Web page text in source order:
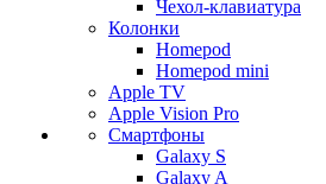
Чехол-клавиатура
Колонки
Homepod
Homepod mini
Apple TV
Apple Vision Pro
Смартфоны
Galaxy S
Galaxy A